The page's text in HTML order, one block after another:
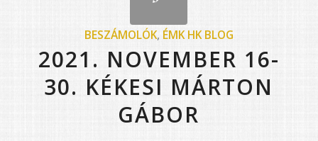
BESZÁMOLÓK, ÉMK HK BLOG
2021. NOVEMBER 16-
30. KÉKESI MÁRTON
GÁBOR